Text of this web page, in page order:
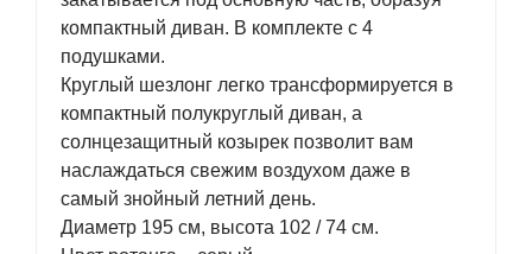
компактный диван. В комплекте с 4
подушками.
Круглый шезлонг легко трансформируется в
компактный полукруглый диван, а
солнцезащитный козырек позволит вам
наслаждаться свежим воздухом даже в
самый знойный летний день.
Диаметр 195 см, высота 102 / 74 см.